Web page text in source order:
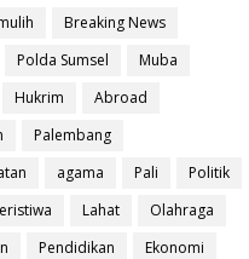
Breaking News
Polda Sumsel
Muba
Hukrim
Abroad
Palembang
agama Pali
Politik
Lahat
Olahraga
Pendidikan
Ekonomi